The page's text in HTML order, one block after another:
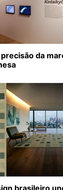
da